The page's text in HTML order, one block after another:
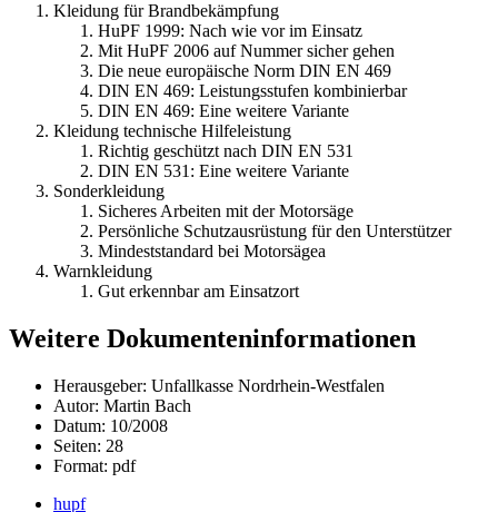
Kleidung für Brandbekämpfung
HuPF 1999: Nach wie vor im Einsatz
Mit HuPF 2006 auf Nummer sicher gehen
Die neue europäische Norm DIN EN 469
DIN EN 469: Leistungsstufen kombinierbar
DIN EN 469: Eine weitere Variante
Kleidung technische Hilfeleistung
Richtig geschützt nach DIN EN 531
DIN EN 531: Eine weitere Variante
Sonderkleidung
Sicheres Arbeiten mit der Motorsäge
Persönliche Schutzausrüstung für den Unterstützer
Mindeststandard bei Motorsägea
Warnkleidung
Gut erkennbar am Einsatzort
Weitere Dokumenteninformationen
Herausgeber: Unfallkasse Nordrhein-Westfalen
Autor: Martin Bach
Datum: 10/2008
Seiten: 28
Format: pdf
hupf